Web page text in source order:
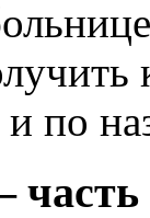
по